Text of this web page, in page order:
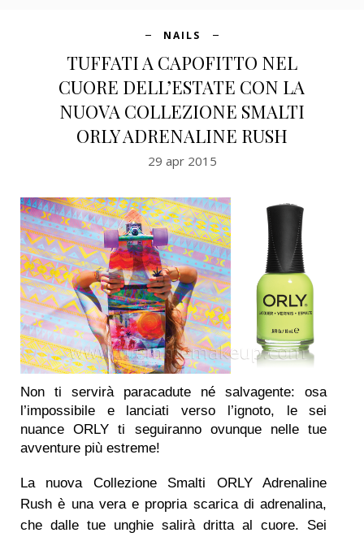
NAILS
TUFFATI A CAPOFITTO NEL
CUORE DELL’ESTATE CON LA
NUOVA COLLEZIONE SMALTI
ORLY ADRENALINE RUSH
29 apr 2015
Non ti servirà paracadute né salvagente: osa
l’impossibile e lanciati verso l’ignoto, le sei
nuance ORLY ti seguiranno ovunque nelle tue
avventure più estreme!
La nuova Collezione Smalti ORLY Adrenaline
Rush è una vera e propria scarica di adrenalina,
che dalle tue unghie salirà dritta al cuore. Sei